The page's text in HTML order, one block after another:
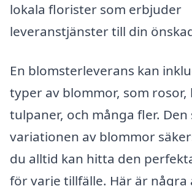
lokala florister som erbjuder
leveranstjänster till din
En blomsterleverans kan
typer av blommor, som rosor,
tulpaner, och många fler. Den
variationen av blommor
du alltid kan hitta den
för varje tillfälle. Här är några